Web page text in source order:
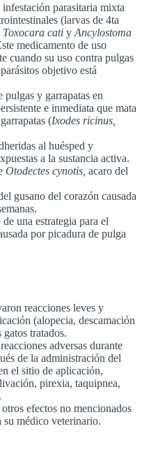
parasitaria mixta
(larvas de 4ta
Toxocara cati y Ancylostoma
medicamento de uso
cuando su uso contra pulgas
objetivo está
pulgas y garrapatas en
e inmediata que mata
(Ixodes ricinus,
al huésped y
a la sustancia activa.
Otodectes cynotis, acaro del
gusano del corazón causada
una estrategia para el
por picadura de pulga
reacciones leves y
(alopecia, descamación
tratados.
adversas durante
de la administración del
el sitio de aplicación,
pirexia, taquipnea,
efectos no mencionados
su médico veterinario.